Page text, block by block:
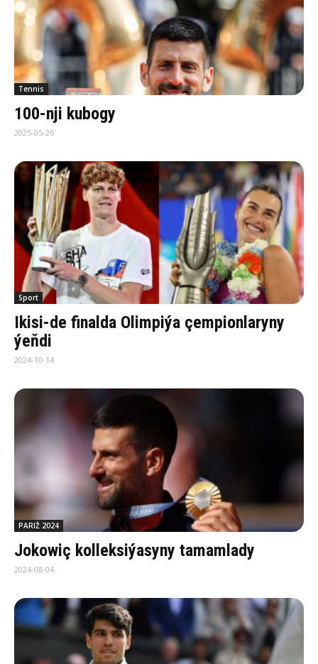
Tennis
100-nji kubogy
2025-05-26
Sport
Ikisi-de finalda Olimpiýa çempionlaryny
ýeňdi
2024-10-14
PARIŽ 2024
Jokowiç kolleksiýasyny tamamlady
2024-08-04